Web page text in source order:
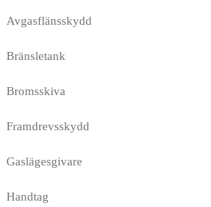
Avgasflänsskydd
Bränsletank
Bromsskiva
Framdrevsskydd
Gaslägesgivare
Handtag